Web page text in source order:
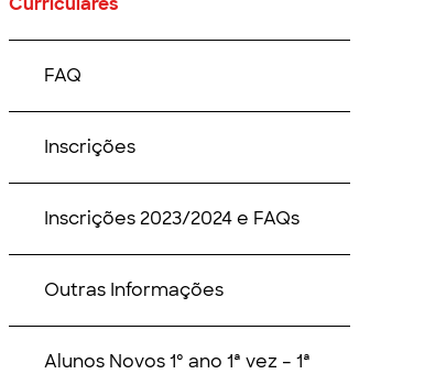
FAQ
Inscrições
Inscrições 2023/2024 e FAQs
Outras Informações
Alunos Novos 1º ano 1ª vez – 1ª